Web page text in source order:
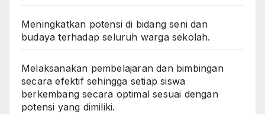
Meningkatkan potensi di bidang seni dan
budaya terhadap seluruh warga sekolah.
Melaksanakan pembelajaran dan bimbingan
secara efektif sehingga setiap siswa
berkembang secara optimal sesuai dengan
potensi yang dimiliki.